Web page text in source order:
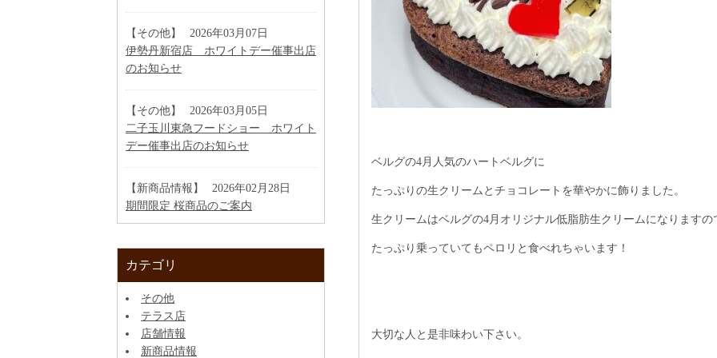
ベルグの4月人気のハートベルグに
たっぷりの生クリームとチョコレートを華やかに飾りました。
生クリームはベルグの4月オリジナル低脂肪生クリームになりますの
たっぷり乗っていてもペロリと食べれちゃいます！
大切な人と是非味わい下さい。
【その他】
2026年03月07日
伊勢丹新宿店 ホワイトデー催事出店
のお知らせ
【その他】
2026年03月05日
二子玉川東急フードショー ホワイト
デー催事出店のお知らせ
【新商品情報】
2026年02月28日
期間限定 桜商品のご案内
カテゴリ
その他
テラス店
店舗情報
新商品情報